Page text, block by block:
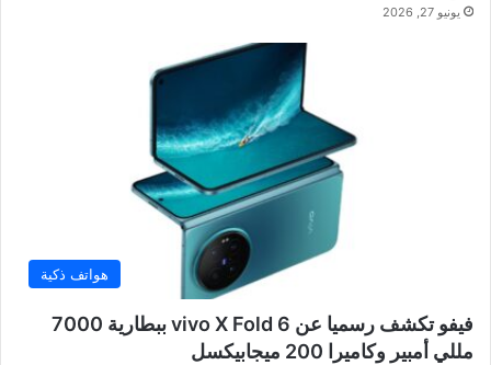
يونيو 27, 2026
هواتف ذكية
فيفو تكشف رسميا عن vivo X Fold 6 ببطارية 7000
مللي أمبير وكاميرا 200 ميجابيكسل